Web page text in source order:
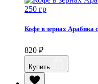
Кофе в зернах Арабика
820 ₽
Купить